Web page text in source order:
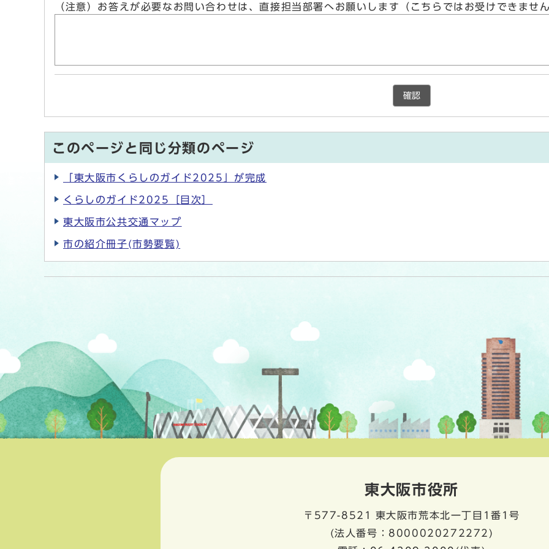
（注意）お答えが必要なお問い合わせは、直接担当部署へお願いします（こちらではお受けできませ
確認
このページと同じ分類のページ
「東大阪市くらしのガイド2025」が完成
くらしのガイド2025［目次］
東大阪市公共交通マップ
市の紹介冊子(市勢要覧)
東大阪市役所
〒577-8521
東大阪市荒本北一丁目1番1号
(法人番号：8000020272272)